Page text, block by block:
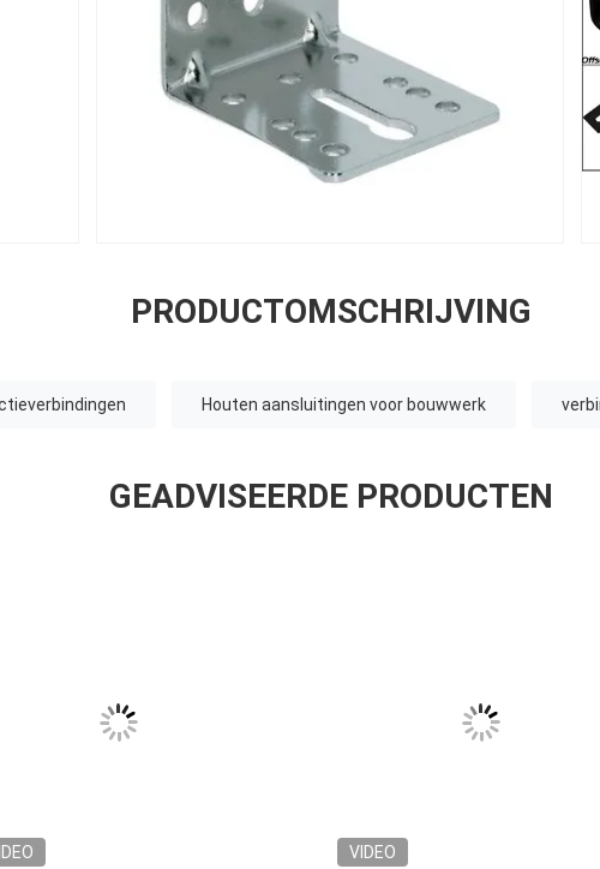
PRODUCTOMSCHRIJVING
Houten aansluitingen voor bouwwerk
GEADVISEERDE PRODUCTEN
VIDEO VIDEO